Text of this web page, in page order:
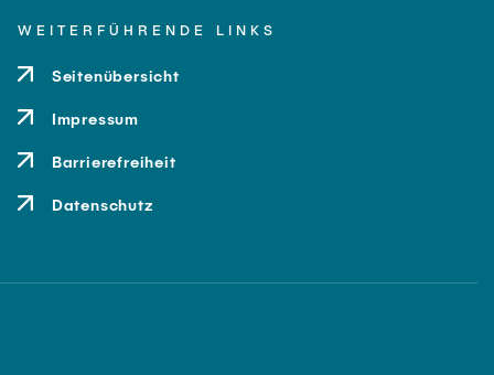
WEITERFÜHRENDE LINKS
Seitenübersicht
Impressum
Barrierefreiheit
Datenschutz